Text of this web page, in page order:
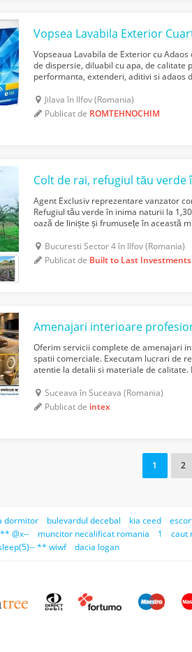
Vopsea Lavabila Exterior
Vopseaua Lavabila de Exterior cu
de dispersie, diluabil cu apa, de
performanta, extenderi, aditivi si adaos
Jilava în Ilfov (Romania)
Publicat de ROMTEHNOCHIM
Agent Exclusiv reprezentare vanzator
Refugiul tău verde în inima naturii la
oază de liniște și frumusețe în această
Bucuresti Sector 4 în Ilfov (Romania)
Publicat de Built to Last Investments
Oferim servicii complete de amenajari
spatii comerciale. Executam lucrari de
atentie la detalii si materiale de calitate.
Suceava în Suceava (Romania)
Publicat de intex
1 2
dormitor bulevardul decebal kia ceed
@x--
muncitor necalificat romania 1 caut
** wiwf dacia logan